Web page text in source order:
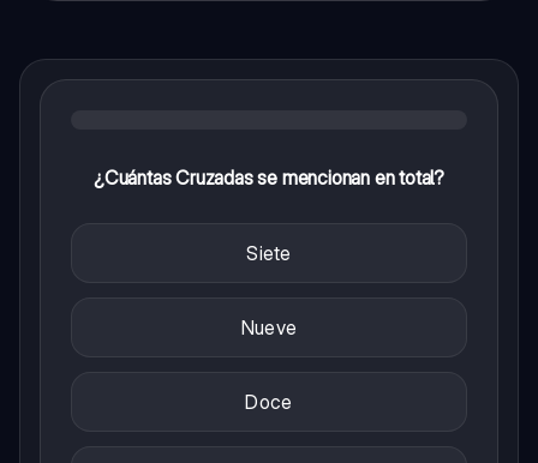
¿Cuántas Cruzadas se mencionan en total?
Siete
Nueve
Doce